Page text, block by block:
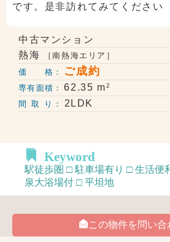
です。是非訪れてみてください
中古マンション
熱海
［南熱海エリア］
価 格：
ご成約
専有面積： 62.35 m2
間 取 り： 2LDK
Keyword
駅徒歩圏 □ 駐車場有り □ 生活便
泉大浴場付 □ 平坦地
この物件を問い合